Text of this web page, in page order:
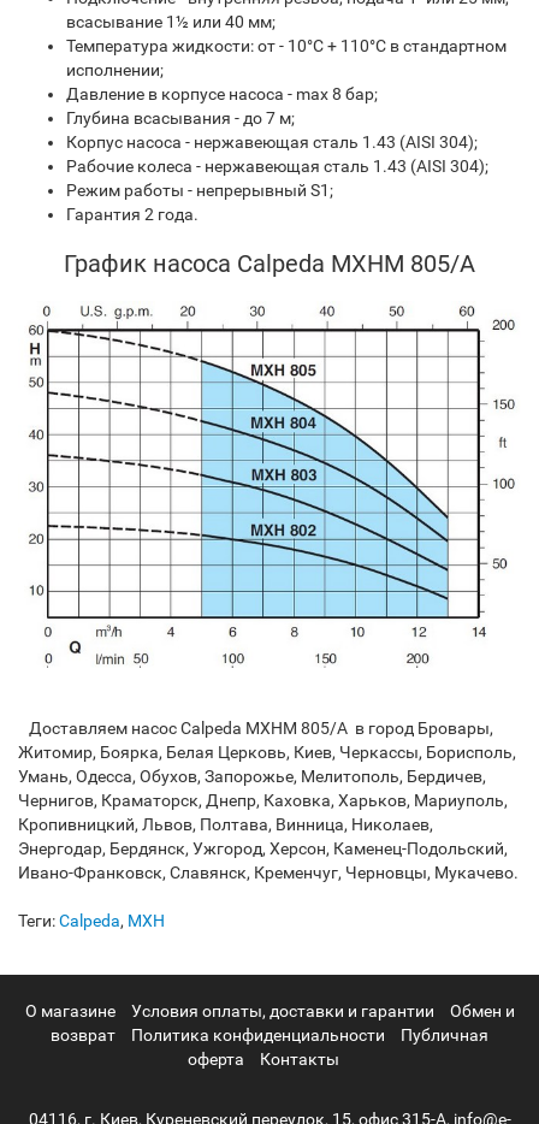
всасывание 1½ или 40 мм;
Температура жидкости: от - 10°C + 110°C в стандартном
исполнении;
Давление в корпусе насоса - max 8 бар;
Глубина всасывания - до 7 м;
Корпус насоса - нержавеющая сталь 1.43 (AISI 304);
Рабочие колеса - нержавеющая сталь 1.43 (AISI 304);
Режим работы - непрерывный S1;
Гарантия 2 года.
График насоса Calpeda MXHM 805/A
Доставляем насос Calpeda MXHM 805/A ​ в город Бровары,
Житомир, Боярка, Белая Церковь, Киев, Черкассы, Борисполь,
Умань, Одесса, Обухов, Запорожье, Мелитополь, Бердичев,
Чернигов, Краматорск, Днепр, Каховка, Харьков, Мариуполь,
Кропивницкий, Львов, Полтава, Винница, Николаев,
Энергодар, Бердянск, Ужгород, Херсон, Каменец-Подольский,
Ивано-Франковск, Славянск, Кременчуг, Черновцы, Мукачево.
Теги:Calpeda, MXH
О магазине Условия оплаты, доставки и гарантии
Обмен и
возврат
Политика конфиденциальности
Публичная
оферта
Контакты
04116, г. Киев, Куреневский переулок, 15, офис 315-А, info@e-